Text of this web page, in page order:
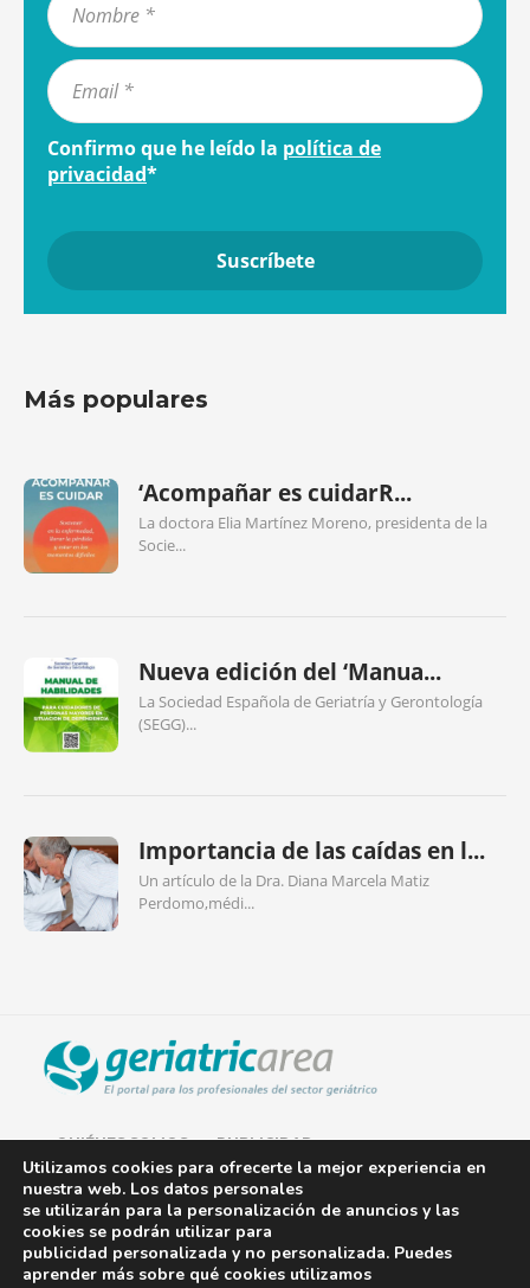
Confirmo que he leído la política de
privacidad*
Más populares
‘Acompañar es cuidarR...
La doctora Elia Martínez Moreno, presidenta de la
Socie...
Nueva edición del ‘Manua...
La Sociedad Española de Geriatría y Gerontología
(SEGG)...
Importancia de las caídas en l...
Un artículo de la Dra. Diana Marcela Matiz
Perdomo,médi...
QUIÉNES SOMOS PUBLICIDAD
AVISO LEGAL
POLÍTICA DE COOKIES
Utilizamos cookies para ofrecerte la mejor experiencia en
nuestra web. Los datos personales
se utilizarán para la personalización de anuncios y las
cookies se podrán utilizar para
publicidad personalizada y no personalizada. Puedes
aprender más sobre qué cookies utilizamos